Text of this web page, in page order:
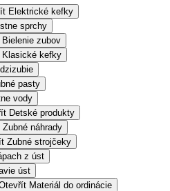
Elektrické kefky
sprchy
Bielenie zubov
Klasické kefky
pasty
vody
Detské produkty
Zubné náhrady
Zubné strojčeky
z úst
úst
Materiál do ordinácie